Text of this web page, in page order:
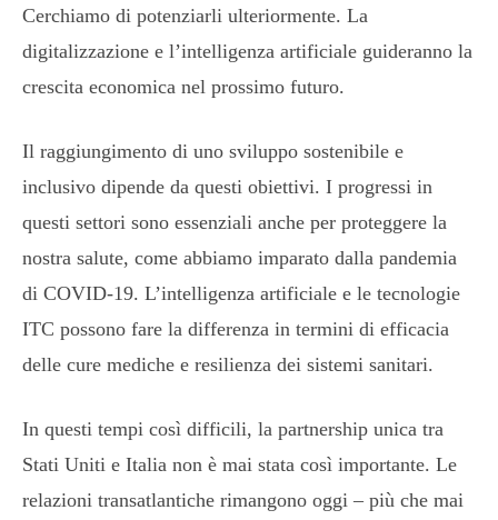
Cerchiamo di potenziarli ulteriormente. La
digitalizzazione e l’intelligenza artificiale guideranno la
crescita economica nel prossimo futuro.
Il raggiungimento di uno sviluppo sostenibile e
inclusivo dipende da questi obiettivi. I progressi in
questi settori sono essenziali anche per proteggere la
nostra salute, come abbiamo imparato dalla pandemia
di COVID-19. L’intelligenza artificiale e le tecnologie
ITC possono fare la differenza in termini di efficacia
delle cure mediche e resilienza dei sistemi sanitari.
In questi tempi così difficili, la partnership unica tra
Stati Uniti e Italia non è mai stata così importante. Le
relazioni transatlantiche rimangono oggi – più che mai